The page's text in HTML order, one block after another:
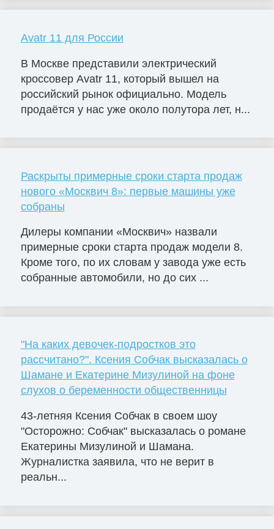
Avatr 11 для России
В Москве представили электрический
кроссовер Avatr 11, который вышел на
российский рынок официально. Модель
продаётся у нас уже около полутора лет, н...
Раскрыты примерные сроки старта продаж
нового «Москвич 8»: первые машины уже
собраны
Дилеры компании «Москвич» назвали
примерные сроки старта продаж модели 8.
Кроме того, по их словам у завода уже есть
собранные автомобили, но до сих ...
"На каких девочек-подростков это
рассчитано?". Ксения Собчак высказалась о
Шамане и Екатерине Мизулиной на фоне
слухов о беременности общественницы
43-летняя Ксения Собчак в своем шоу
"Осторожно: Собчак" высказалась о романе
Екатерины Мизулиной и Шамана.
Журналистка заявила, что не верит в
реальн...